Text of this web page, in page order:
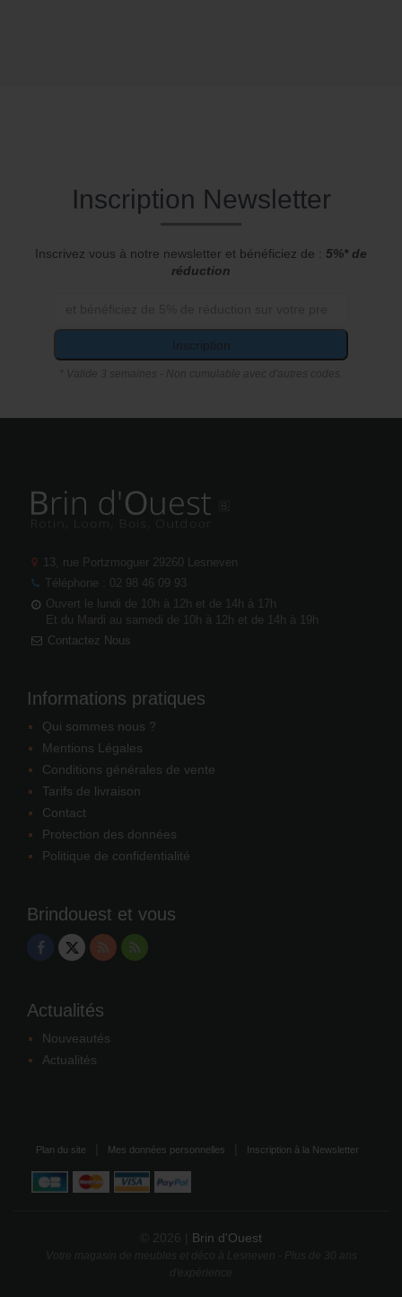
Inscription Newsletter
Inscrivez vous à notre newsletter et bénéficiez de : 5%* de
réduction
Inscription
13, rue Portzmoguer 29260 Lesneven
Téléphone : 02 98 46 09 93
Ouvert le lundi de 10h à 12h et de 14h à 17h
Et du Mardi au samedi de 10h à 12h et de 14h à 19h
Contactez Nous
Informations pratiques
Qui sommes nous ?
Mentions Légales
Conditions générales de vente
Tarifs de livraison
Contact
Protection des données
Politique de confidentialité
Brindouest et vous
Actualités
Nouveautés
Actualités
Plan du site Mes données personnelles Inscription à la Newsletter
© 2026 | Brin d'Ouest
Votre magasin de meubles et déco à Lesneven - Plus de 30 ans